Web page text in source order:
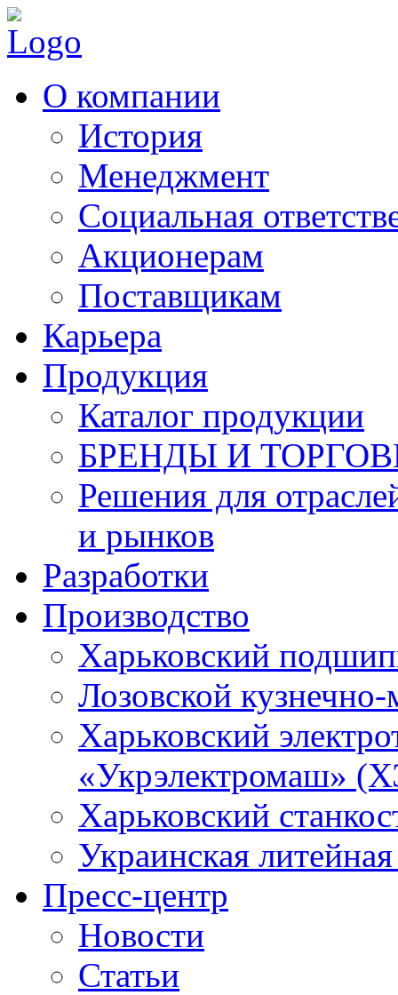
О компании
История
Менеджмент
Социальная
Акционерам
Поставщикам
Карьера
Продукция
Каталог продукции
БРЕНДЫ И
Решения для
и рынков
Разработки
Производство
Харьковский
Лозовской
Харьковский
«Укрэлектромаш»
Харьковский
Украинская
Пресс-центр
Новости
Статьи